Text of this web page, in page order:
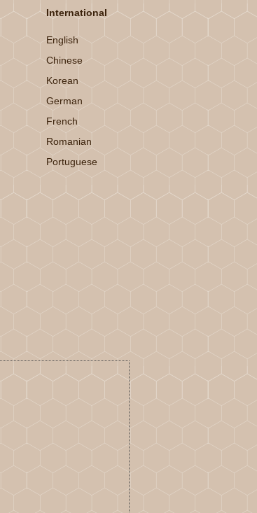
International
English
Chinese
Korean
German
French
Romanian
Portuguese